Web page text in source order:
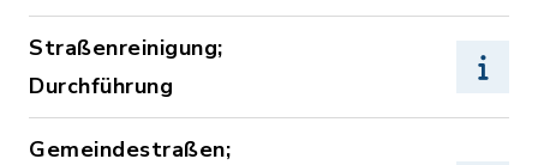
Straßenreinigung;
Durchführung
Gemeindestraßen;